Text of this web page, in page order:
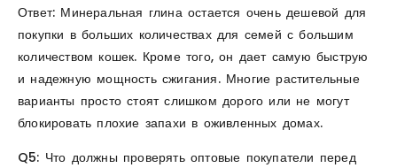
Ответ: Минеральная глина остается очень дешевой для
покупки в больших количествах для семей с большим
количеством кошек. Кроме того, он дает самую быструю
и надежную мощность сжигания. Многие растительные
варианты просто стоят слишком дорого или не могут
блокировать плохие запахи в оживленных домах.
Q5: Что должны проверять оптовые покупатели перед